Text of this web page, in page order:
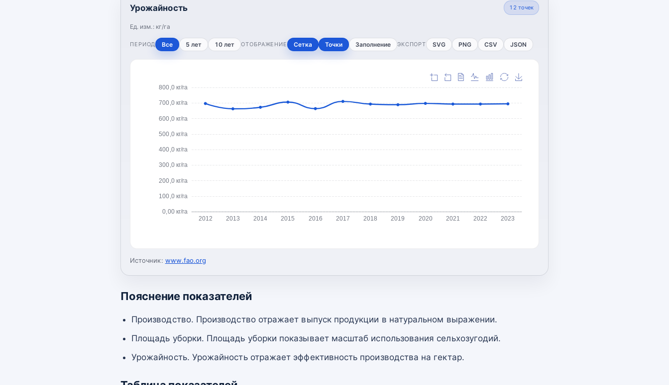
Урожайность
Ед. изм.: кг/га
12 точек
ПЕРИОД Все 5 лет 10 лет ОТОБРАЖЕНИЕ Сетка Точки Заполнение ЭКСПОРТ SVG PNG CSV JSON
0,00 кг/га
100,0 кг/га
200,0 кг/га
300,0 кг/га
400,0 кг/га
500,0 кг/га
600,0 кг/га
700,0 кг/га
800,0 кг/га
2012 2013 2014 2015 2016 2017 2018 2019 2020 2021 2022 2023
Источник: www.fao.org
Пояснение показателей
Производство. Производство отражает выпуск продукции в натуральном выражении.
Площадь уборки. Площадь уборки показывает масштаб использования сельхозугодий.
Урожайность. Урожайность отражает эффективность производства на гектар.